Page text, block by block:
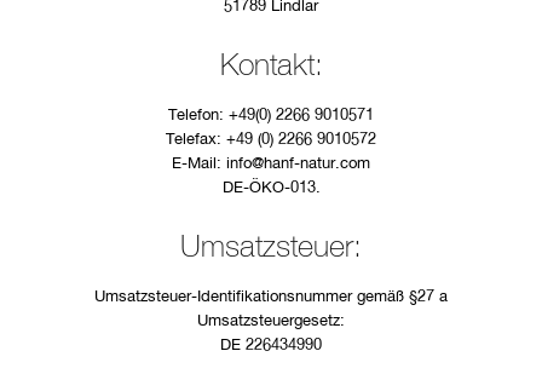
51789 Lindlar
Kontakt:
Telefon: +49(0) 2266 9010571
Telefax: +49 (0) 2266 9010572
E-Mail: info@hanf-natur.com
DE-ÖKO-013.
Umsatzsteuer:
Umsatzsteuer-Identifikationsnummer gemäß §27 a
Umsatzsteuergesetz:
DE 226434990